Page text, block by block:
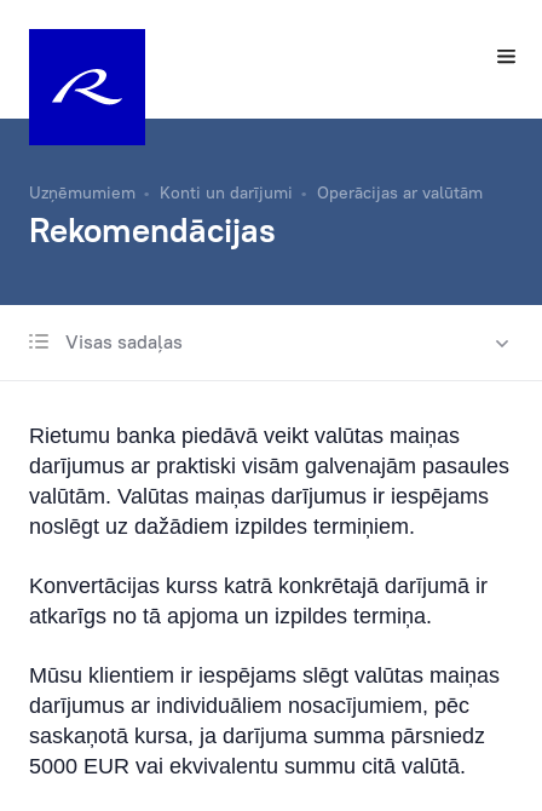
Uzņēmumiem Konti un darījumi Operācijas ar valūtām
Rekomendācijas
Visas sadaļas
Norēķinu konts
Operācijas ar valūtām
Valūtu kursi
Rekomendācijas
IBAN kalkulators
Rietumu banka piedāvā veikt valūtas maiņas
darījumus ar praktiski visām galvenajām pasaules
valūtām. Valūtas maiņas darījumus ir iespējams
noslēgt uz dažādiem izpildes termiņiem.
Konvertācijas kurss katrā konkrētajā darījumā ir
atkarīgs no tā apjoma un izpildes termiņa.
Mūsu klientiem ir iespējams slēgt valūtas maiņas
darījumus ar individuāliem nosacījumiem, pēc
saskaņotā kursa, ja darījuma summa pārsniedz
5000 EUR vai ekvivalentu summu citā valūtā.